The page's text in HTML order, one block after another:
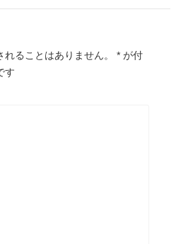
ることはありません。 * が付
す